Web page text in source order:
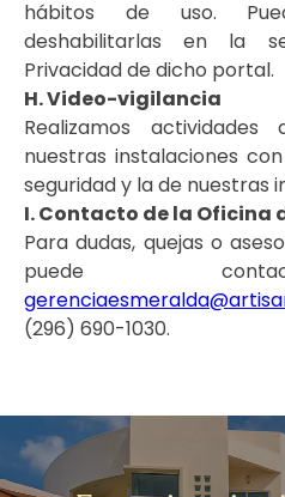
hábitos de uso.
deshabilitarlas en la
Privacidad de dicho portal.
H. Video-vigilancia
Realizamos
nuestras instalaciones
seguridad y la de nuestras
I. Contacto de la Oficina
Para dudas, quejas o
puede
(296) 690-1030.